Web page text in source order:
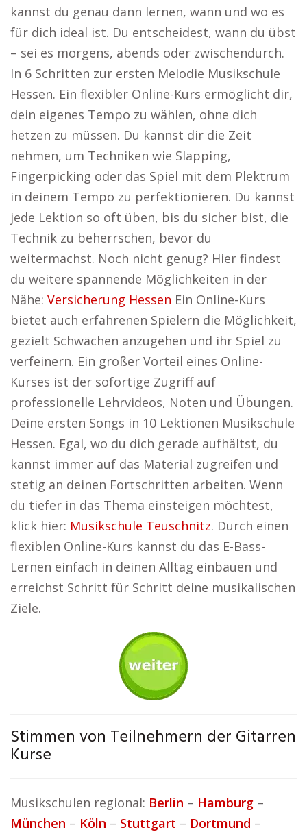
kannst du genau dann lernen, wann und wo es
für dich ideal ist. Du entscheidest, wann du übst
– sei es morgens, abends oder zwischendurch.
In 6 Schritten zur ersten Melodie Musikschule
Hessen. Ein flexibler Online-Kurs ermöglicht dir,
dein eigenes Tempo zu wählen, ohne dich
hetzen zu müssen. Du kannst dir die Zeit
nehmen, um Techniken wie Slapping,
Fingerpicking oder das Spiel mit dem Plektrum
in deinem Tempo zu perfektionieren. Du kannst
jede Lektion so oft üben, bis du sicher bist, die
Technik zu beherrschen, bevor du
weitermachst. Noch nicht genug? Hier findest
du weitere spannende Möglichkeiten in der
Nähe: Versicherung Hessen Ein Online-Kurs
bietet auch erfahrenen Spielern die Möglichkeit,
gezielt Schwächen anzugehen und ihr Spiel zu
verfeinern. Ein großer Vorteil eines Online-
Kurses ist der sofortige Zugriff auf
professionelle Lehrvideos, Noten und Übungen.
Deine ersten Songs in 10 Lektionen Musikschule
Hessen. Egal, wo du dich gerade aufhältst, du
kannst immer auf das Material zugreifen und
stetig an deinen Fortschritten arbeiten. Wenn
du tiefer in das Thema einsteigen möchtest,
klick hier: Musikschule Teuschnitz. Durch einen
flexiblen Online-Kurs kannst du das E-Bass-
Lernen einfach in deinen Alltag einbauen und
erreichst Schritt für Schritt deine musikalischen
Ziele.
Stimmen von Teilnehmern der Gitarren
Kurse
Musikschulen regional: Berlin – Hamburg –
München – Köln – Stuttgart – Dortmund –